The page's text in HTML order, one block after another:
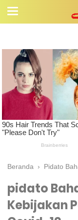
Beranda › Pidato
pidato
Kebijakan